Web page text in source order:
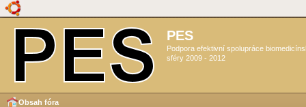
PES
Podpora efektivní spolupráce
sféry 2009 - 2012
Obsah fóra